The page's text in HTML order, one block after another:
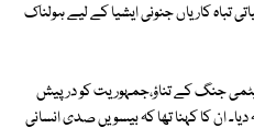
تباہ کاریاں جنونی ایشیا کے لیے ہولناک
جنگ کے تناؤ،جمہوریت کو درپیش
دیا۔ ان کا کہنا تھا کہ بیسویں صدی انسانی